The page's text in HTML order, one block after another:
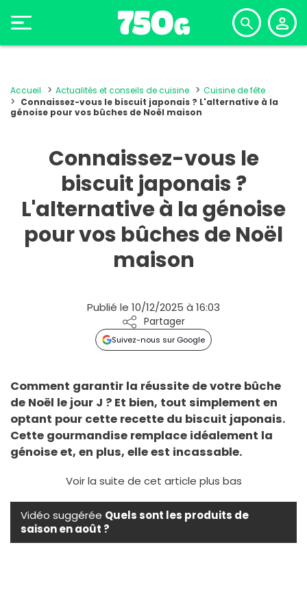
Accueil Actualités et conseils de cuisine
Cuisine de fête
Connaissez-vous le biscuit japonais ? L'alternative à la
génoise pour vos bûches de Noël maison
Connaissez-vous le
biscuit japonais ?
L'alternative à la génoise
pour vos bûches de Noël
maison
Publié le 10/12/2025 à 16:03
Partager
Suivez-nous sur Google
Comment garantir la réussite de votre bûche
de Noël le jour J ? Et bien, tout simplement en
optant pour cette recette du biscuit japonais.
Cette gourmandise remplace idéalement la
génoise et, en plus, elle est incassable.
Voir la suite de cet article plus bas
Vidéo suggérée Quels sont les produits de
saison en août ?